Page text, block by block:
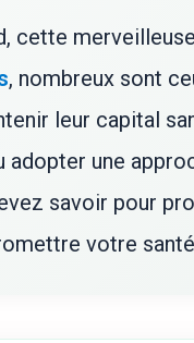
cette
, nombreux sont
leur capital
adopter une
savoir pour
votre